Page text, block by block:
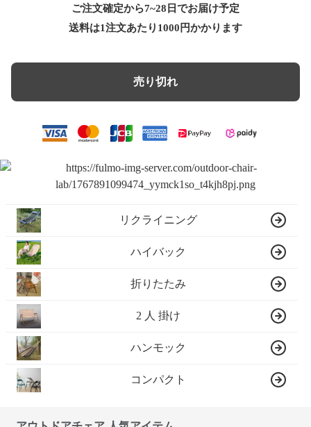
ご注文確定から7~28日でお届け予定
送料は1注文あたり 1000 円かかります
売り切れ
リクライニング
ハイバック
折りたたみ
2 人 掛け
ハンモック
コンパクト